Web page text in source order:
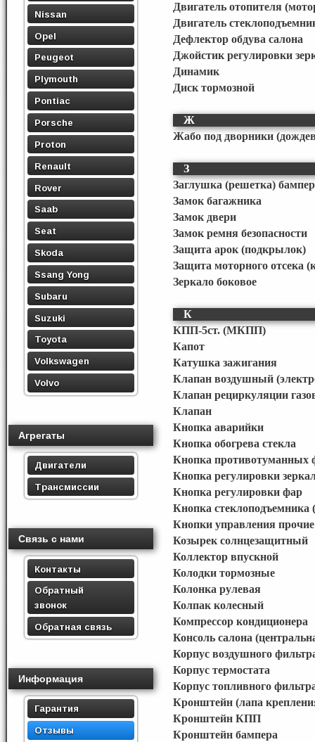
Nissan
Opel
Peugeot
Plymouth
Pontiac
Porsche
Proton
Renault
Rover
Saab
Seat
Skoda
Ssang Yong
Subaru
Suzuki
Toyota
Volkswagen
Volvo
Агрегаты
Двигатели
Трансмиссии
Связь с нами
Контакты
Обратный
звонок
Обратная связь
Информация
Гарантия
Отзывы
Двигатель отопителя
Двигатель
Дефлектор обдува салона
Джойстик регулировки
Динамик
Диск тормозной
Ж
Жабо под дворники
З
Заглушка (решетка)
Замок багажника
Замок двери
Замок ремня безопасности
Защита арок (подкрылок)
Защита моторного отсека
Зеркало боковое
К
КПП-5ст. (МКПП)
Капот
Катушка зажигания
Клапан воздушный
Клапан рециркуляции
Клапан
Кнопка аварийки
Кнопка обогрева стекла
Кнопка противотуманных
Кнопка регулировки
Кнопка регулировки фар
Кнопка стеклоподъемника
Кнопки управления
Козырек солнцезащитный
Коллектор впускной
Колодки тормозные
Колонка рулевая
Колпак колесный
Компрессор кондиционера
Консоль салона
Корпус воздушного
Корпус термостата
Корпус топливного
Кронштейн (лапа
Кронштейн КПП
Кронштейн бампера